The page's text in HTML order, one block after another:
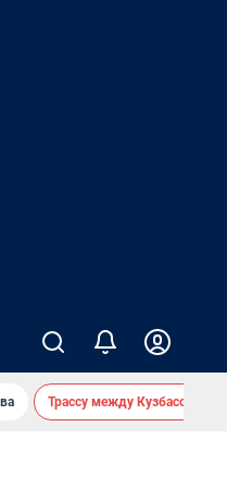
Трассу между Кузбассом и